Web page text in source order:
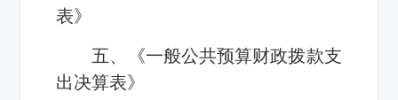
表》
五、《一般公共预算财政拨款支
出决算表》